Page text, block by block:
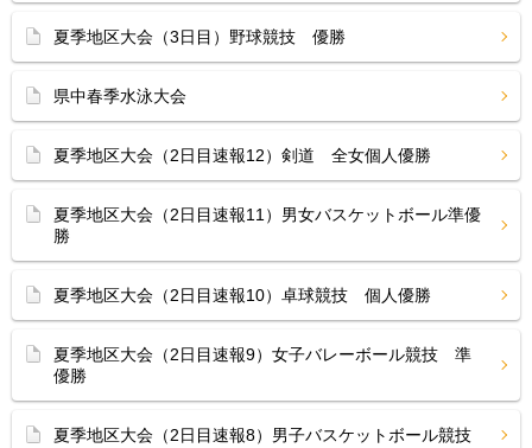
夏季地区大会（3日目）野球競技 優勝
県中春季水泳大会
夏季地区大会（2日目速報12）剣道 全女個人優勝
夏季地区大会（2日目速報11）男女バスケットボール準優
勝
夏季地区大会（2日目速報10）卓球競技 個人優勝
夏季地区大会（2日目速報9）女子バレーボール競技 準
優勝
夏季地区大会（2日目速報8）男子バスケットボール競技